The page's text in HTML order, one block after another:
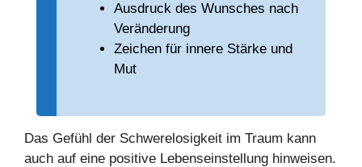
Ausdruck des Wunsches nach
Veränderung
Zeichen für innere Stärke und
Mut
Das Gefühl der Schwerelosigkeit im Traum kann
auch auf eine positive Lebenseinstellung hinweisen.